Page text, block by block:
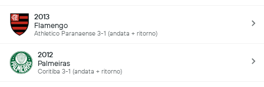
2013
Flamengo
Athletico Paranaense 3-1 (andata + ritorno)
2012
Palmeiras
Coritiba 3-1 (andata + ritorno)